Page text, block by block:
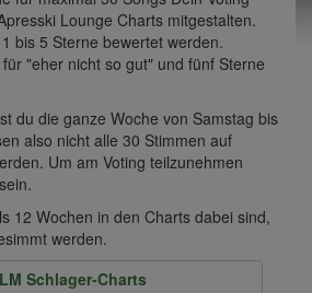
Lounge Charts mitgestalten.
bis 5 Sterne bewertet werden.
"eher nicht so gut" und fünf Sterne
du die ganze Woche von Samstag bis
also nicht alle 30 Stimmen auf
Um am Voting teilzunehmen
12 Wochen in den Charts dabei sind,
werden.
Schlager-Charts